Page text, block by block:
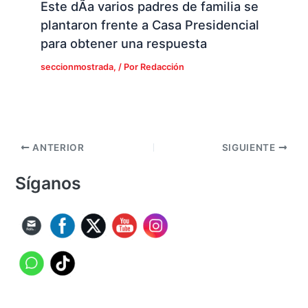
Este dÃ­a varios padres de familia se
plantaron frente a Casa Presidencial
para obtener una respuesta
seccionmostrada, / Por Redacción
ANTERIOR SIGUIENTE
Síganos